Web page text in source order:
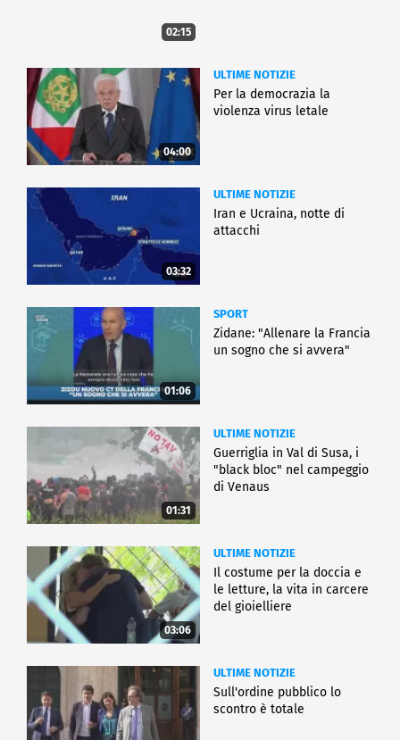
02:15
04:00
ULTIME NOTIZIE
Per la democrazia la
violenza virus letale
03:32
ULTIME NOTIZIE
Iran e Ucraina, notte di
attacchi
01:06
SPORT
Zidane: "Allenare la Francia
un sogno che si avvera"
01:31
ULTIME NOTIZIE
Guerriglia in Val di Susa, i
"black bloc" nel campeggio
di Venaus
03:06
ULTIME NOTIZIE
Il costume per la doccia e
le letture, la vita in carcere
del gioielliere
ULTIME NOTIZIE
Sull'ordine pubblico lo
scontro è totale